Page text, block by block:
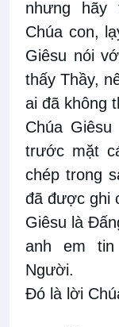
nhưng hãy
Chúa con,
Giêsu nói
thấy Thầy,
ai đã không
Chúa
trước mặt
chép trong
đã được ghi
Giêsu là
anh em
Người.
Ðó là lời